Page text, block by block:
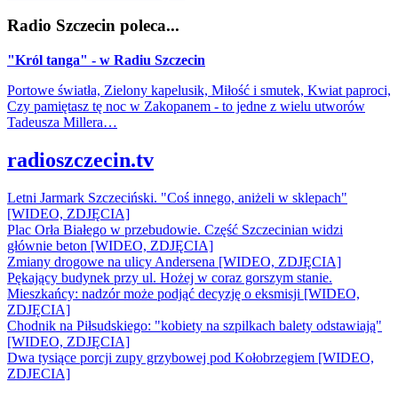
Radio Szczecin poleca...
"Król tanga" - w Radiu Szczecin
Portowe światła, Zielony kapelusik, Miłość i smutek, Kwiat paproci,
Czy pamiętasz tę noc w Zakopanem - to jedne z wielu utworów
Tadeusza Millera…
radioszczecin.tv
Letni Jarmark Szczeciński. "Coś innego, aniżeli w sklepach"
[WIDEO, ZDJĘCIA]
Plac Orła Białego w przebudowie. Część Szczecinian widzi
głównie beton [WIDEO, ZDJĘCIA]
Zmiany drogowe na ulicy Andersena [WIDEO, ZDJĘCIA]
Pękający budynek przy ul. Hożej w coraz gorszym stanie.
Mieszkańcy: nadzór może podjąć decyzję o eksmisji [WIDEO,
ZDJĘCIA]
Chodnik na Piłsudskiego: "kobiety na szpilkach balety odstawiają"
[WIDEO, ZDJĘCIA]
Dwa tysiące porcji zupy grzybowej pod Kołobrzegiem [WIDEO,
ZDJECIA]